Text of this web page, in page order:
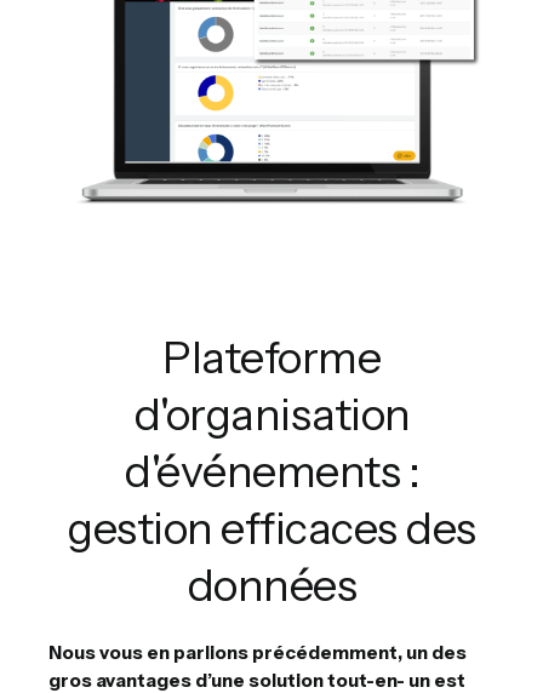
Plateforme
d'organisation
d'événements :
gestion efficaces des
données
Nous vous en parlions précédemment, un des
gros avantages d’une solution tout-en- un est